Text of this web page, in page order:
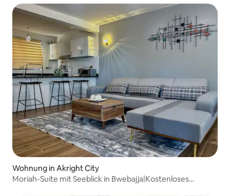
Wohnung in Akright City
Moriah-Suite mit Seeblick in Bwebajja|Kostenloses